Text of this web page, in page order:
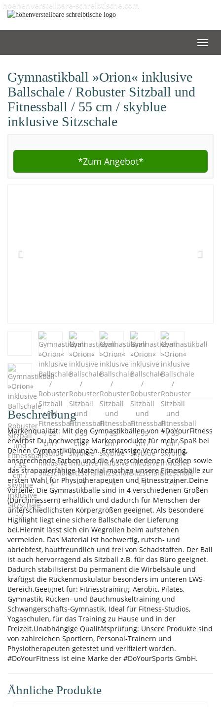
Skip
hoehenverstellbare-schreibtische.com
Gymnastikball »Orion« inklusive
Ballschale / Robuster Sitzball und
Fitnessball / 55 cm / skyblue
inklusive Sitzschale
*Zum Angebot*
Beschreibung
Markenqualität: Mit den Gymnastikbällen von #DoYourFitness
erwirbst Du hochwertige Markenprodukte für mehr Spaß bei
Deinen Gymnastikübungen. Erstklassige Verarbeitung,
ansprechende Farben und die 4 verschiedenen Größen sowie
das strapazierfähige Material machen unsere Fitnessbälle zur
ersten Wahl für Physiotherapeuten und Fitnesstrainer.Deine
Vorteile: Die Gymnastikbälle sind in 4 verschiedenen Größen
(Durchmessern) erhältlich und dadurch für Menschen der
unterschiedlichsten Körpergrößen geeignet. Als besondere
Highlight liegt eine sichere Ballschale der Lieferung
bei.Hiermit lässt sich ein Wegrollen beim aufstehen
vermeiden. Das Material ist hochwertig, rutsch- und
abriebfest, hautfreundlich und frei von Schadstoffen. Der Ball
ist auch hervorragend als Sitzball z.B. für das Büro geeignet.
Dadurch stabilisierst Du permanent die Wirbelsäule und
kräftigst die Rückenmuskulatur besonders im unteren LWS-
Bereich.Geeignet für: Fitnesstraining, Aerobic, Pilates,
Gymnastik, Rücken- und Bauchmuskeltraining und
Schwangerschafts-Gymnastik. Ideal für Fitness-Studios,
Yogaschulen, für das Training zu Hause und in der
Freizeit.Unabhängige Qualitätsprüfung: Unsere Produkte sind
von zahlreichen Sportlern, Personal-Trainern und
Physiotherapeuten getestet und verifiziert worden.
#DoYourFitness ist eine Marke der #DoYourSports GmbH.
Ähnliche Produkte